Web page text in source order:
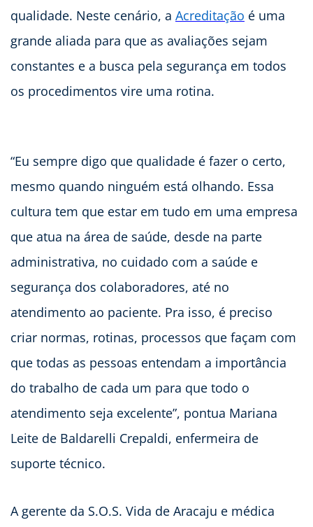
qualidade. Neste cenário, a Acreditação é uma
grande aliada para que as avaliações sejam
constantes e a busca pela segurança em todos
os procedimentos vire uma rotina.
“Eu sempre digo que qualidade é fazer o certo,
mesmo quando ninguém está olhando. Essa
cultura tem que estar em tudo em uma empresa
que atua na área de saúde, desde na parte
administrativa, no cuidado com a saúde e
segurança dos colaboradores, até no
atendimento ao paciente. Pra isso, é preciso
criar normas, rotinas, processos que façam com
que todas as pessoas entendam a importância
do trabalho de cada um para que todo o
atendimento seja excelente”, pontua Mariana
Leite de Baldarelli Crepaldi, enfermeira de
suporte técnico.
A gerente da S.O.S. Vida de Aracaju e médica